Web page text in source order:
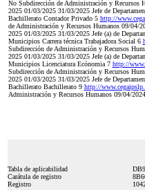
No Subdirección de Administración y Recursos
2025 01/03/2025 31/03/2025 Jefe de
Bachillerato Contador Privado 5 http://
de Administración y Recursos Humanos 09/04/
2025 01/03/2025 31/03/2025 Jefe (a) de
Municipios Carrera técnica Trabajadora Social 6
Subdirección de Administración y Recursos
2025 01/03/2025 31/03/2025 Jefe (a) de
Municipios Licenciatura Ecónomia 7 http://
Subdirección de Administración y Recursos
2025 01/03/2025 31/03/2025 Jefe de
Bachillerato Bachillerato 9 http://
Administración y Recursos Humanos 09/04/2024
Tabla de aplicabilidad
Carátula de registro
Registro